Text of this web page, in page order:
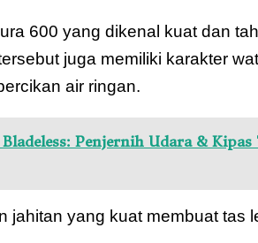
600 yang dikenal kuat dan
juga memiliki karakter
air ringan.
Penjernih Udara & Kipas
jahitan yang kuat membuat tas